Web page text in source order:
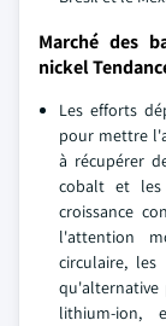
Marché des
nickel
Les efforts
pour mettre
à récupérer
cobalt et les
croissance
l'attention
circulaire,
qu'alternative
lithium-ion,